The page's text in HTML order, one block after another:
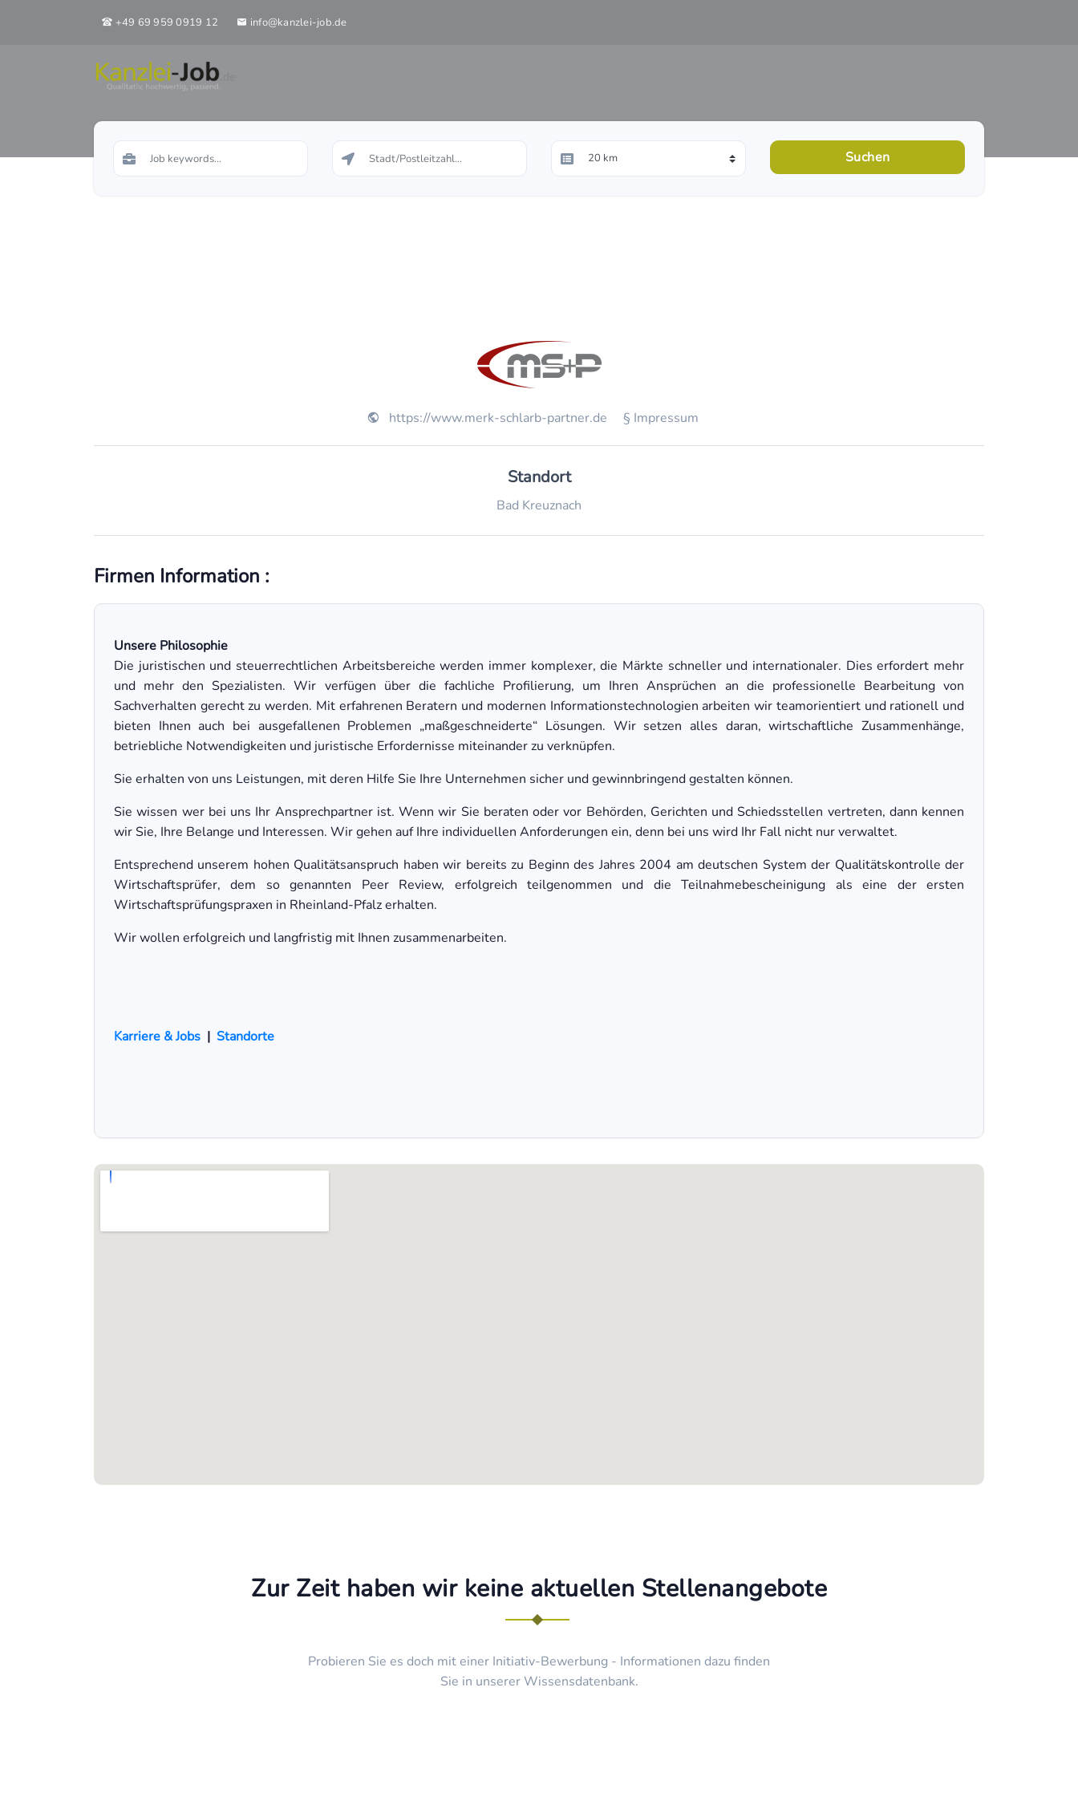
+49 69 959 0919 12 info@kanzlei-job.de
https://www.merk-schlarb-partner.de § Impressum
Standort
Bad Kreuznach
Firmen Information :
Unsere Philosophie
Die juristischen und steuerrechtlichen Arbeitsbereiche werden immer komplexer, die Märkte schneller und internationaler. Dies erfordert mehr
und mehr den Spezialisten. Wir verfügen über die fachliche Profilierung, um Ihren Ansprüchen an die professionelle Bearbeitung von
Sachverhalten gerecht zu werden. Mit erfahrenen Beratern und modernen Informationstechnologien arbeiten wir teamorientiert und rationell und
bieten Ihnen auch bei ausgefallenen Problemen „maßgeschneiderte“ Lösungen. Wir setzen alles daran, wirtschaftliche Zusammenhänge,
betriebliche Notwendigkeiten und juristische Erfordernisse miteinander zu verknüpfen.
Sie erhalten von uns Leistungen, mit deren Hilfe Sie Ihre Unternehmen sicher und gewinnbringend gestalten können.
Sie wissen wer bei uns Ihr Ansprechpartner ist. Wenn wir Sie beraten oder vor Behörden, Gerichten und Schiedsstellen vertreten, dann kennen
wir Sie, Ihre Belange und Interessen. Wir gehen auf Ihre individuellen Anforderungen ein, denn bei uns wird Ihr Fall nicht nur verwaltet.
Entsprechend unserem hohen Qualitätsanspruch haben wir bereits zu Beginn des Jahres 2004 am deutschen System der Qualitätskontrolle der
Wirtschaftsprüfer, dem so genannten Peer Review, erfolgreich teilgenommen und die Teilnahmebescheinigung als eine der ersten
Wirtschaftsprüfungspraxen in Rheinland-Pfalz erhalten.
Wir wollen erfolgreich und langfristig mit Ihnen zusammenarbeiten.
Karriere & Jobs | Standorte
Zur Zeit haben wir keine aktuellen Stellenangebote
Probieren Sie es doch mit einer Initiativ-Bewerbung - Informationen dazu finden
Sie in unserer Wissensdatenbank.